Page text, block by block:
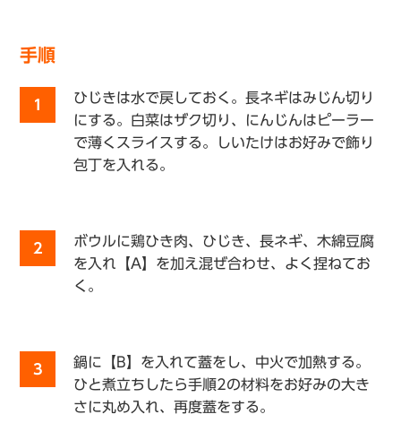
手順
1
ひじきは水で戻しておく。長ネギはみじん切り
にする。白菜はザク切り、にんじんはピーラー
で薄くスライスする。しいたけはお好みで飾り
包丁を入れる。
2
ボウルに鶏ひき肉、ひじき、長ネギ、木綿豆腐
を入れ【A】を加え混ぜ合わせ、よく捏ねてお
く。
3
鍋に【B】を入れて蓋をし、中火で加熱する。
ひと煮立ちしたら手順2の材料をお好みの大き
さに丸め入れ、再度蓋をする。